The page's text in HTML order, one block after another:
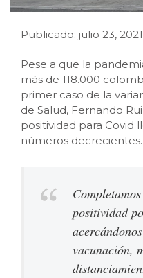
Publicado: julio 23,
Pese a que la
más de 118.000
primer caso de la
de Salud, Fernando
positividad para Covid
números decrecientes.
positividad
vacunación,